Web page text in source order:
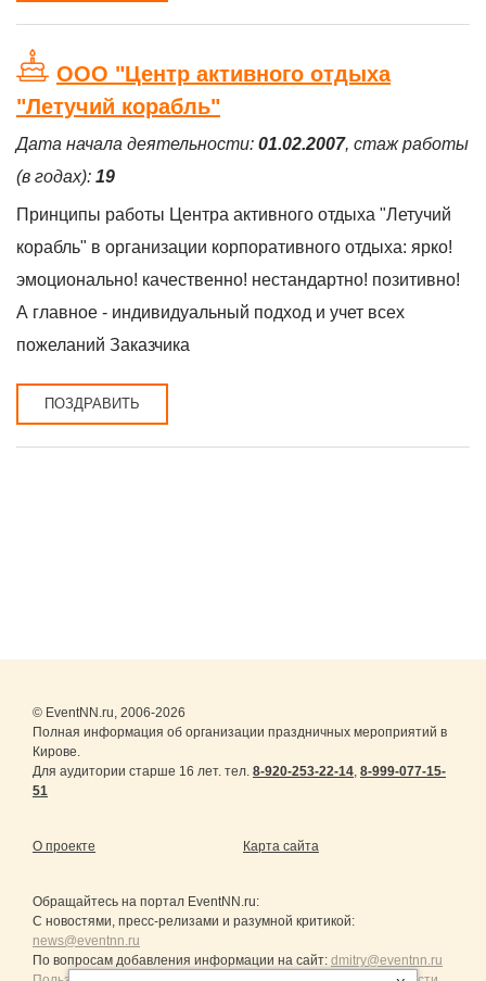
ООО "Центр активного отдыха
"Летучий корабль"
Дата начала деятельности: 01.02.2007, стаж работы
(в годах): 19
Принципы работы Центра активного отдыха "Летучий
корабль" в организации корпоративного отдыха: ярко!
эмоционально! качественно! нестандартно! позитивно!
А главное - индивидуальный подход и учет всех
пожеланий Заказчика
ПОЗДРАВИТЬ
© EventNN.ru, 2006-2026
Полная информация об организации праздничных мероприятий в
Кирове.
Для аудитории старше 16 лет. тел. 8-920-253-22-14, 8-999-077-15-
51
О проекте Карта сайта
Обращайтесь на портал EventNN.ru:
С новостями, пресс-релизами и разумной критикой:
news@eventnn.ru
По вопросам добавления информации на сайт: dmitry@eventnn.ru